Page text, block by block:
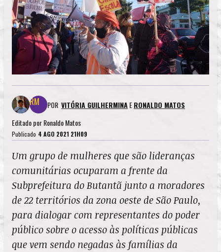
POR VITÓRIA GUILHERMINAERONALDO MATOS
Editado porRonaldo Matos
Publicado 4 AGO 2021 21H09
Um grupo de mulheres que são lideranças
comunitárias ocuparam a frente da
Subprefeitura do Butantã junto a moradores
de 22 territórios da zona oeste de São Paulo,
para dialogar com representantes do poder
público sobre o acesso às políticas públicas
que vem sendo negadas às famílias da